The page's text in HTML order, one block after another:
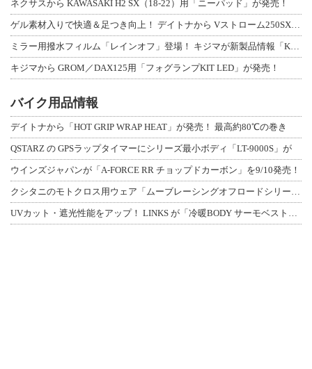
ネクサスから KAWASAKI H2 SX（18-22）用「ニーパッド」が発売！
ゲル素材入りで快適＆足つき向上！ デイトナから Vストローム250SX用「快適ロ
ミラー用撥水フィルム「レインオフ」登場！ キジマが新製品情報「KIJIMA NE
キジマから GROM／DAX125用「フォグランプKIT LED」が発売！
バイク用品情報
デイトナから「HOT GRIP WRAP HEAT」が発売！ 最高約80℃の巻き
QSTARZ の GPSラップタイマーにシリーズ最小ボディ「LT-9000S」が
ウインズジャパンが「A-FORCE RR チョップドカーボン」を9/10発売！
クシタニのモトクロス用ウェア「ムーブレーシングオフロードシリーズ」3アイテムが登
UVカット・遮光性能をアップ！ LINKS が「冷暖BODY サーモベスト」改良